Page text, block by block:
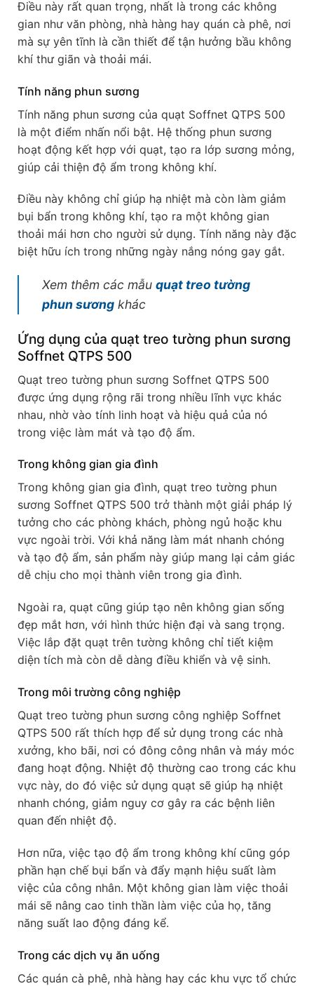
Điều này rất quan trọng, nhất là trong các không
gian như văn phòng, nhà hàng hay quán cà phê, nơi
mà sự yên tĩnh là cần thiết để tận hưởng bầu không
khí thư giãn và thoải mái.
Tính năng phun sương
Tính năng phun sương của quạt Soffnet QTPS 500
là một điểm nhấn nổi bật. Hệ thống phun sương
hoạt động kết hợp với quạt, tạo ra lớp sương mỏng,
giúp cải thiện độ ẩm trong không khí.
Điều này không chỉ giúp hạ nhiệt mà còn làm giảm
bụi bẩn trong không khí, tạo ra một không gian
thoải mái hơn cho người sử dụng. Tính năng này đặc
biệt hữu ích trong những ngày nắng nóng gay gắt.
Xem thêm các mẫu quạt treo tường
phun sương khác
Ứng dụng của quạt treo tường phun sương
Soffnet QTPS 500
Quạt treo tường phun sương Soffnet QTPS 500
được ứng dụng rộng rãi trong nhiều lĩnh vực khác
nhau, nhờ vào tính linh hoạt và hiệu quả của nó
trong việc làm mát và tạo độ ẩm.
Trong không gian gia đình
Trong không gian gia đình, quạt treo tường phun
sương Soffnet QTPS 500 trở thành một giải pháp lý
tưởng cho các phòng khách, phòng ngủ hoặc khu
vực ngoài trời. Với khả năng làm mát nhanh chóng
và tạo độ ẩm, sản phẩm này giúp mang lại cảm giác
dễ chịu cho mọi thành viên trong gia đình.
Ngoài ra, quạt cũng giúp tạo nên không gian sống
đẹp mắt hơn, với hình thức hiện đại và sang trọng.
Việc lắp đặt quạt trên tường không chỉ tiết kiệm
diện tích mà còn dễ dàng điều khiển và vệ sinh.
Trong môi trường công nghiệp
Quạt treo tường phun sương công nghiệp Soffnet
QTPS 500 rất thích hợp để sử dụng trong các nhà
xưởng, kho bãi, nơi có đông công nhân và máy móc
đang hoạt động. Nhiệt độ thường cao trong các khu
vực này, do đó việc sử dụng quạt sẽ giúp hạ nhiệt
nhanh chóng, giảm nguy cơ gây ra các bệnh liên
quan đến nhiệt độ.
Hơn nữa, việc tạo độ ẩm trong không khí cũng góp
phần hạn chế bụi bẩn và đẩy mạnh hiệu suất làm
việc của công nhân. Một không gian làm việc thoải
mái sẽ nâng cao tinh thần làm việc của họ, tăng
năng suất lao động đáng kể.
Trong các dịch vụ ăn uống
Các quán cà phê, nhà hàng hay các khu vực tổ chức